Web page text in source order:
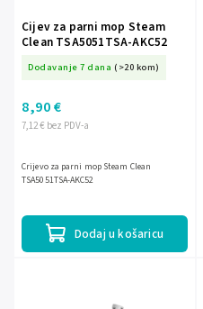
Cijev za parni mop Steam
Clean TSA5051TSA-AKC52
Dodavanje 7 dana (>20 kom)
7,12 € bez PDV-a
8,90 €
Dodaj u košaricu
Crijevo za parni mop Steam Clean
TSA5051TSA-AKC52